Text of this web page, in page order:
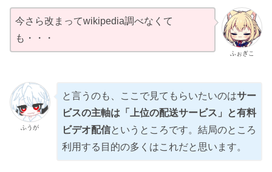
ふぉぎこ
今さら改まってwikipedia調べなくて
も・・・
ふうが
と言うのも、ここで見てもらいたいのはサー
ビスの主軸は「上位の配送サービス」と有料
ビデオ配信というところです。結局のところ
利用する目的の多くはこれだと思います。